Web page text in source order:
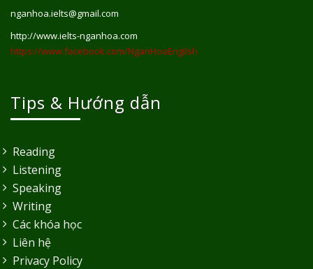
nganhoa.ielts@gmail.com
http://www.ielts-nganhoa.com
https://www.facebook.com/NganHoaEnglish
Tips & Hướng dẫn
Reading
Listening
Speaking
Writing
Các khóa học
Liên hệ
Privacy Policy